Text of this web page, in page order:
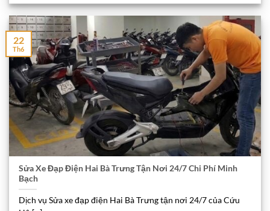
Sửa Xe Đạp Điện Hai Bà Trưng Tận Nơi 24/7 Chi Phí Minh
Bạch
Dịch vụ Sửa xe đạp điện Hai Bà Trưng tận nơi 24/7 của Cứu
22
Th6